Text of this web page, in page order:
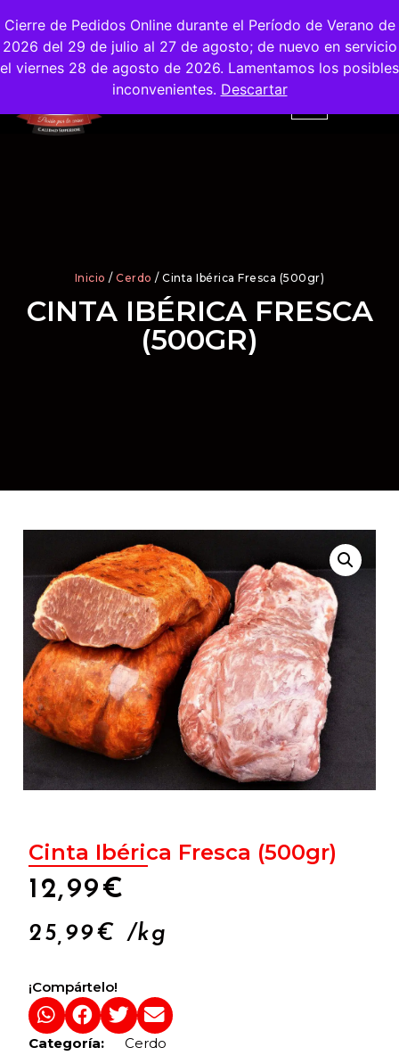
Cierre de Pedidos Online durante el Período de Verano de
2026 del 29 de julio al 27 de agosto; de nuevo en servicio
el viernes 28 de agosto de 2026. Lamentamos los posibles
inconvenientes. Descartar
EnvíosGratisen la Ciudad de Madrid
Inicio /Cerdo / Cinta Ibérica Fresca (500gr)
CINTA IBÉRICA FRESCA
(500GR)
Cinta Ibérica Fresca (500gr)
12,99€
25,99€ /kg
¡Compártelo!
Categoría: Cerdo